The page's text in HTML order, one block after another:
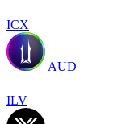
ICX
AUD
ILV